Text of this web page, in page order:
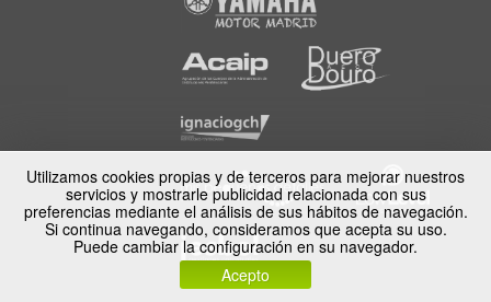
Utilizamos cookies propias y de terceros para mejorar nuestros
servicios y mostrarle publicidad relacionada con sus
preferencias mediante el análisis de sus hábitos de navegación.
Si continua navegando, consideramos que acepta su uso.
Puede cambiar la configuración en su navegador.
Acepto